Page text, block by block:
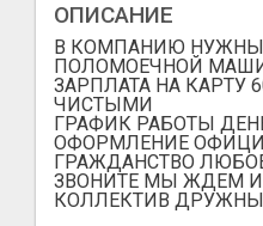
ОПИСАНИЕ
В КОМПАНИЮ НУЖНЫ
ПОЛОМОЕЧНОЙ
ЗАРПЛАТА НА КАРТУ
ЧИСТЫМИ
ГРАФИК РАБОТЫ
ОФОРМЛЕНИЕ
ГРАЖДАНСТВО
ЗВОНИТЕ МЫ ЖДЕМ
КОЛЛЕКТИВ